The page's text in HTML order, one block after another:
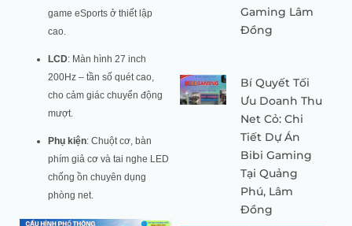
game eSports ở thiết lập
cao.
LCD: Màn hình 27 inch
200Hz – tần số quét cao,
cho cảm giác chuyển động
mượt.
Phụ kiện: Chuột cơ, bàn
phím giả cơ và tai nghe LED
chống ồn chuyên dụng
phòng net.
Gaming Lâm
Đồng
Bí Quyết Tối
Ưu Doanh Thu
Net Cỏ: Chi
Tiết Dự Án
Bibi Gaming
Tại Quảng
Phú, Lâm
Đồng